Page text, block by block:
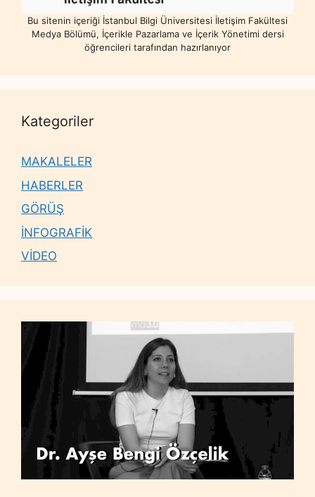
Bu sitenin içeriği İstanbul Bilgi Üniversitesi İletişim Fakültesi
Medya Bölümü, İçerikle Pazarlama ve İçerik Yönetimi dersi
öğrencileri tarafından hazırlanıyor
Kategoriler
MAKALELER
HABERLER
GÖRÜŞ
İNFOGRAFİK
VİDEO